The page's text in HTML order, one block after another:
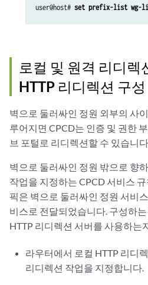
user@host# set prefix-list wg-
로컬 및 원격 리디렉
HTTP 리디렉션 구성
벽으로 둘러싸인 정원 외부의 사
루어지면 CPCD는 인증 및 권한
브 포털로 리디렉션할 수 있습니
벽으로 둘러싸인 정원 밖으로 향
작업을 지정하는 CPCD 서비스
픽은 벽으로 둘러싸인 정원 서비
비스로 전달되었습니다. 구성하
HTTP 리디렉션 서버를 사용하는
라우터에서 로컬 HTTP 리디
리디렉션 작업을 지정합니다.